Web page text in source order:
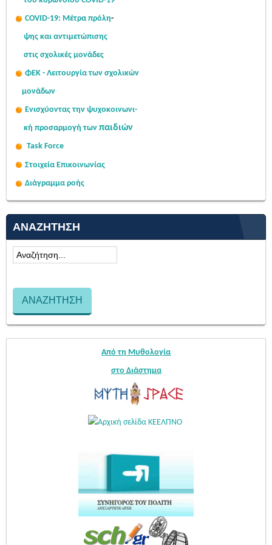
COVID-19: Μέτρα πρόλη-
ψης και αντιμετώπισης
στις σχολικές μονάδες
ΦΕΚ - Λειτουργία των σχολικών
μονάδων
Ενισχύοντας την ψυχοκοινωνι-
κή προσαρμογή των παιδιών
Task Force
Στοιχεία Επικοινωνίας
Διάγραμμα ροής
ΑΝΑΖΉΤΗΣΗ
Από τη Μυθολογία
στο Διάστημα